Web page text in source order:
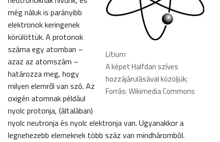
Lítium
A képet Halfdan szíves
hozzájárulásával közöljük;
Forrás: Wikimedia Commons
még náluk is parányibb
elektronok keringenek
körülöttük. A protonok
száma egy atomban –
azaz az atomszám –
határozza meg, hogy
milyen elemről van szó. Az
oxigén atomnak például
nyolc protonja, (általában)
nyolc neutronja és nyolc elektronja van. Ugyanakkor a
legnehezebb elemeknek több száz van mindháromból.